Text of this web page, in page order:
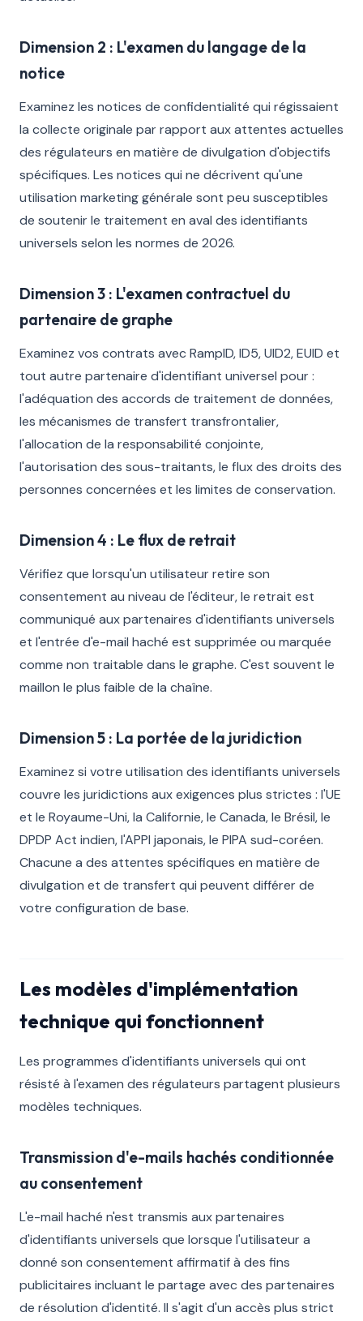
Dimension 2 : L'examen du langage de la
notice
Examinez les notices de confidentialité qui régissaient
la collecte originale par rapport aux attentes actuelles
des régulateurs en matière de divulgation d'objectifs
spécifiques. Les notices qui ne décrivent qu'une
utilisation marketing générale sont peu susceptibles
de soutenir le traitement en aval des identifiants
universels selon les normes de 2026.
Dimension 3 : L'examen contractuel du
partenaire de graphe
Examinez vos contrats avec RampID, ID5, UID2, EUID et
tout autre partenaire d'identifiant universel pour :
l'adéquation des accords de traitement de données,
les mécanismes de transfert transfrontalier,
l'allocation de la responsabilité conjointe,
l'autorisation des sous-traitants, le flux des droits des
personnes concernées et les limites de conservation.
Dimension 4 : Le flux de retrait
Vérifiez que lorsqu'un utilisateur retire son
consentement au niveau de l'éditeur, le retrait est
communiqué aux partenaires d'identifiants universels
et l'entrée d'e-mail haché est supprimée ou marquée
comme non traitable dans le graphe. C'est souvent le
maillon le plus faible de la chaîne.
Dimension 5 : La portée de la juridiction
Examinez si votre utilisation des identifiants universels
couvre les juridictions aux exigences plus strictes : l'UE
et le Royaume-Uni, la Californie, le Canada, le Brésil, le
DPDP Act indien, l'APPI japonais, le PIPA sud-coréen.
Chacune a des attentes spécifiques en matière de
divulgation et de transfert qui peuvent différer de
votre configuration de base.
Les modèles d'implémentation
technique qui fonctionnent
Les programmes d'identifiants universels qui ont
résisté à l'examen des régulateurs partagent plusieurs
modèles techniques.
Transmission d'e-mails hachés conditionnée
au consentement
L'e-mail haché n'est transmis aux partenaires
d'identifiants universels que lorsque l'utilisateur a
donné son consentement affirmatif à des fins
publicitaires incluant le partage avec des partenaires
de résolution d'identité. Il s'agit d'un accès plus strict